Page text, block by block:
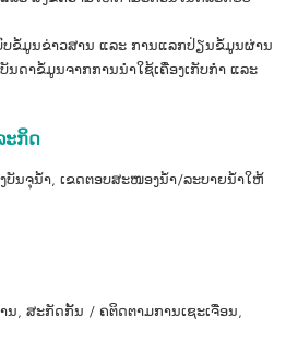
ບຂໍ້ມູນຂ່າວສານ ແລະ ການແລກປ່ຽນຂໍ້ມູນຜ່ານ
ນດາຂໍ້ມູນຈາກການນໍາໃຊ້ເຄື່ອງເກັບກໍາ ແລະ
ະກິດ
ນຈຸນໍ້າ, ເຂດຕອບສະໜອງນໍ້າ/ລະບາຍນໍ້າໃຫ້
, ສະກັດກັ້ນ / ຄຕິດຕາມການເຊະເຈື່ອນ,